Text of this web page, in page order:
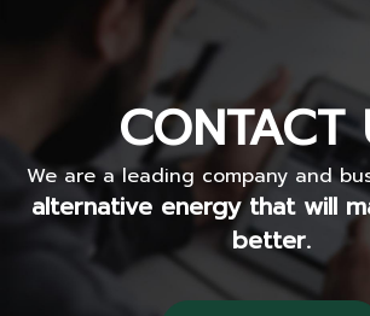
CONTACT
We are a leading company and
alternative energy that will
better.